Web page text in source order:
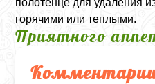
полотенце для удаления
горячими или теплыми.
Приятного